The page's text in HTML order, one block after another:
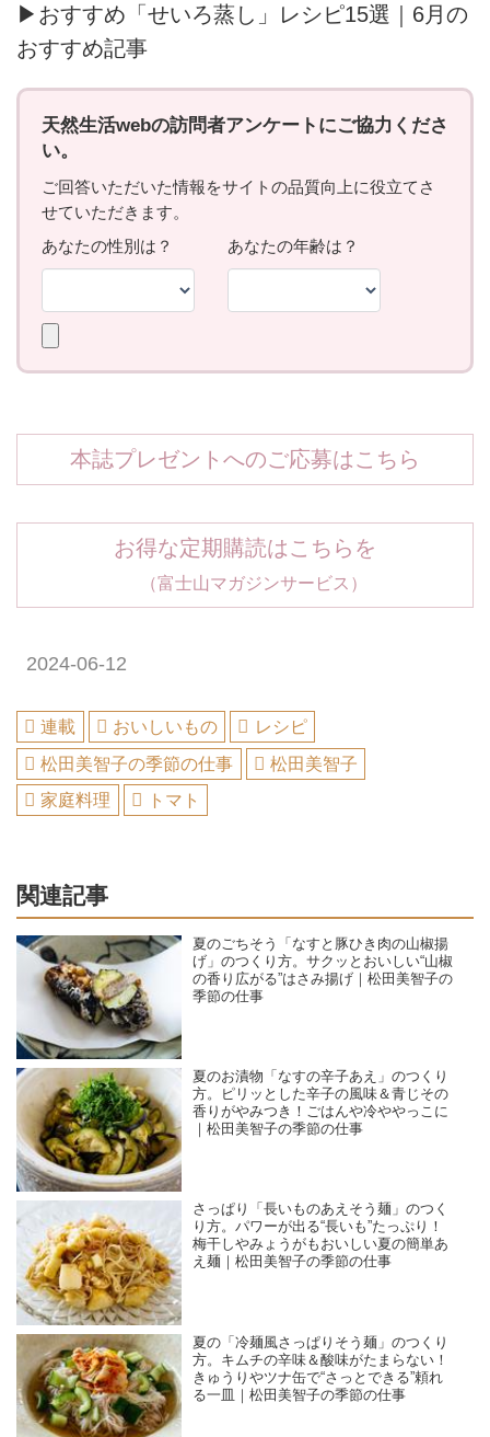
▶おすすめ「せいろ蒸し」レシピ15選｜6月の
おすすめ記事
本誌プレゼントへのご応募はこちら
お得な定期購読はこちらを
（富士山マガジンサービス）
2024-06-12
連載 おいしいもの
レシピ
松田美智子の季節の仕事
松田美智子
家庭料理
トマト
関連記事
夏のごちそう「なすと豚ひき肉の山椒揚
げ」のつくり方。サクッとおいしい“山椒
の香り広がる”はさみ揚げ｜松田美智子の
季節の仕事
夏のお漬物「なすの辛子あえ」のつくり
方。ピリッとした辛子の風味＆青じその
香りがやみつき！ごはんや冷ややっこに
｜松田美智子の季節の仕事
さっぱり「長いものあえそう麺」のつく
り方。パワーが出る“長いも”たっぷり！
梅干しやみょうがもおいしい夏の簡単あ
え麺｜松田美智子の季節の仕事
夏の「冷麺風さっぱりそう麺」のつくり
方。キムチの辛味＆酸味がたまらない！
きゅうりやツナ缶で“さっとできる”頼れ
る一皿｜松田美智子の季節の仕事